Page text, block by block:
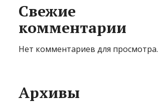
Свежие
комментарии
Нет комментариев для просмотра.
Архивы